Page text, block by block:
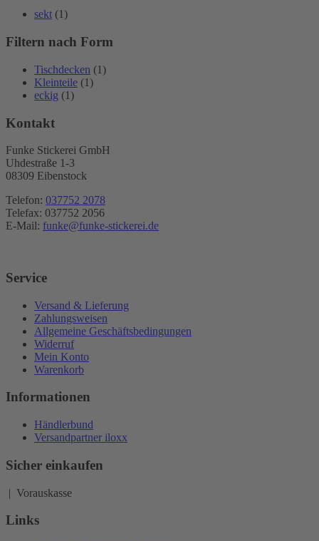
sekt (1)
Filtern nach Form
Tischdecken (1)
Kleinteile (1)
eckig (1)
Kontakt
Funke Stickerei GmbH
Uhdestraße 1-3
08309 Eibenstock
Telefon: 037752 2078
Telefax: 037752 2056
E-Mail: funke@funke-stickerei.de
Service
Versand & Lieferung
Zahlungsweisen
Allgemeine Geschäftsbedingungen
Widerruf
Mein Konto
Warenkorb
Informationen
Händlerbund
Versandpartner iloxx
Sicher einkaufen
| Vorauskasse
Links